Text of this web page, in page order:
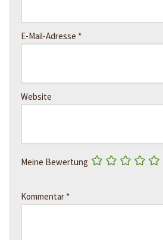
E-Mail-Adresse *
Website
Meine Bewertung
Kommentar *